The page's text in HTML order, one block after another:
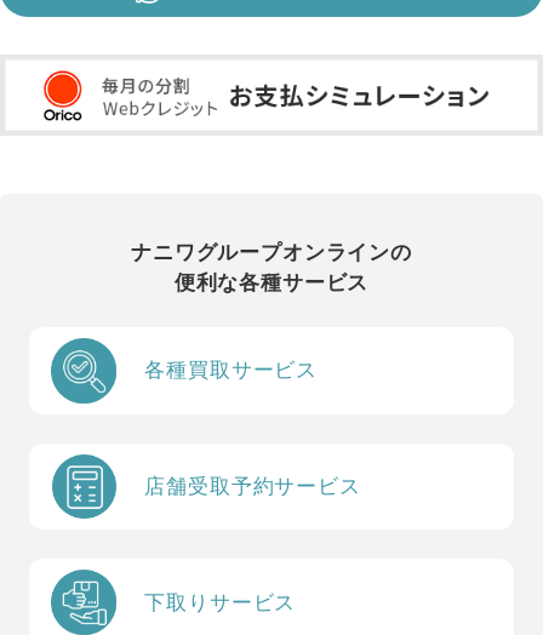
ナニワグループオンラインの
便利な各種サービス
各種買取サービス
店舗受取予約サービス
下取りサービス